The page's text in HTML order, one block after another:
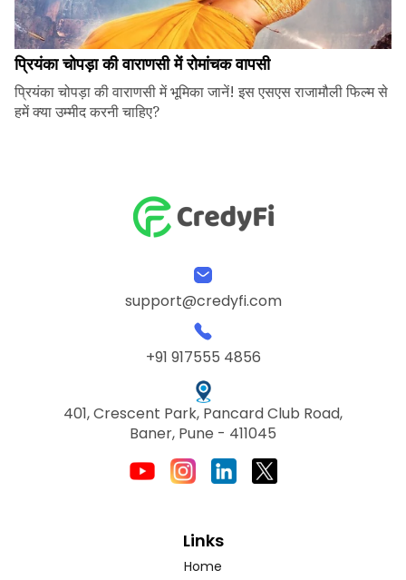
प्रियंका चोपड़ा की वाराणसी में रोमांचक वापसी
प्रियंका चोपड़ा की वाराणसी में भूमिका जानें! इस एसएस राजामौली फिल्म से
हमें क्या उम्मीद करनी चाहिए?
support@credyfi.com
+91 917555 4856
401, Crescent Park, Pancard Club Road,
Baner, Pune - 411045
Links
Home